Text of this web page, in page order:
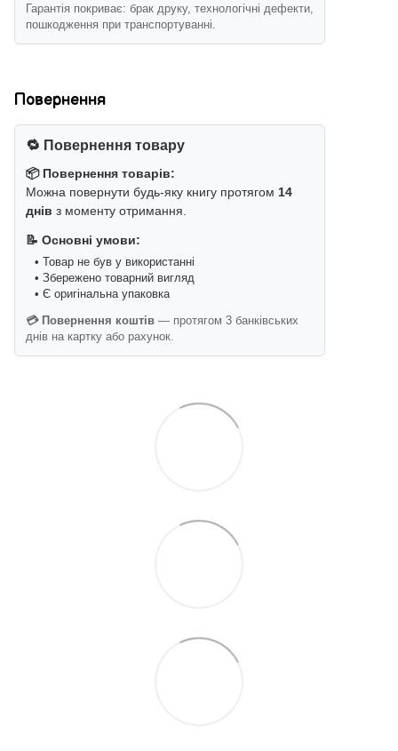
Гарантія покриває: брак друку, технологічні дефекти,
пошкодження при транспортуванні.
Повернення
🔁 Повернення товару
📦 Повернення товарів:
Можна повернути будь-яку книгу протягом 14
днів з моменту отримання.
📝 Основні умови:
• Товар не був у використанні
• Збережено товарний вигляд
• Є оригінальна упаковка
💳 Повернення коштів — протягом 3 банківських
днів на картку або рахунок.